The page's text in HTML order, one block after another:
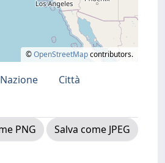
©OpenStreetMapcontributors.
Nazione
Città
PNG
Salva come JPEG